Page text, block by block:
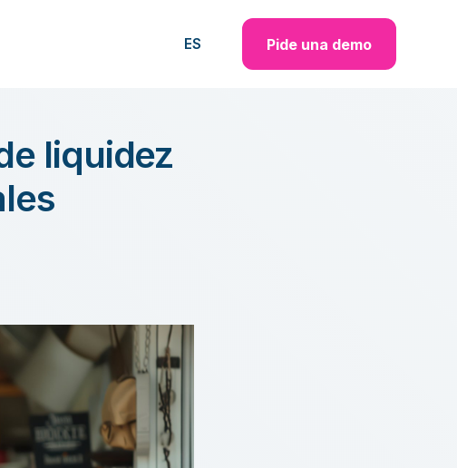
ES Pide una demo
liquidez